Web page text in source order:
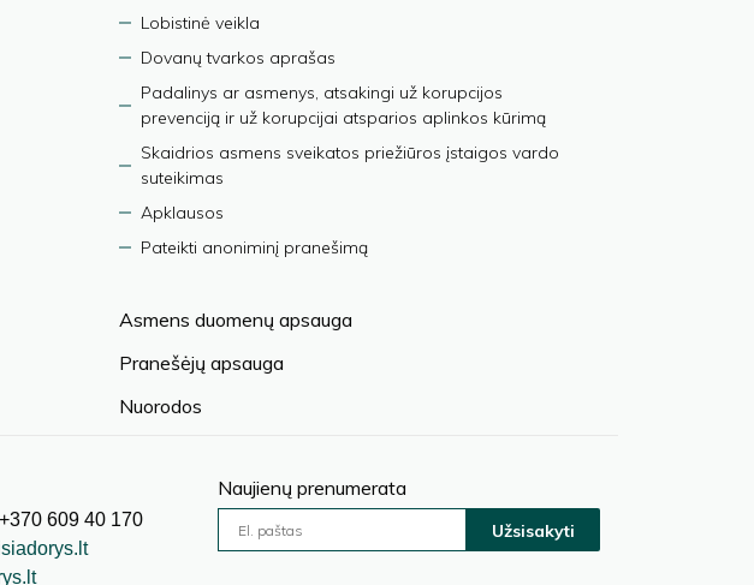
Lobistinė veikla
Dovanų tvarkos aprašas
Padalinys ar asmenys, atsakingi už korupcijos
prevenciją ir už korupcijai atsparios aplinkos kūrimą
Skaidrios asmens sveikatos priežiūros įstaigos vardo
suteikimas
Apklausos
Pateikti anoniminį pranešimą
Asmens duomenų apsauga
Pranešėjų apsauga
Nuorodos
609 40 170
Naujienų prenumerata
Užsisakyti